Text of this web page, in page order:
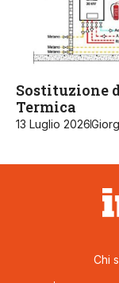
Sostituzione
Termica
13 Luglio 2026
Chi